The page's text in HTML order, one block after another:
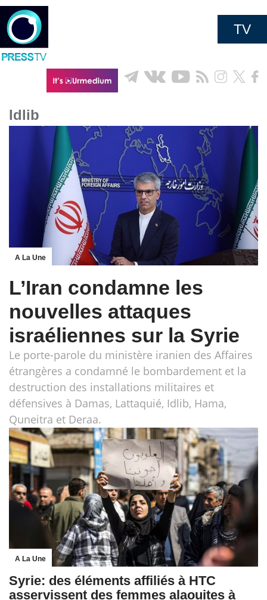
TV
Idlib
A La Une
L’Iran condamne les
nouvelles attaques
israéliennes sur la Syrie
Le porte-parole du ministère iranien des Affaires
étrangères a condamné le bombardement et la
destruction des installations militaires et
défensives à Damas, Lattaquié, Idlib, Hama,
Quneitra et Deraa.
A La Une
Syrie: des éléments affiliés à HTC
asservissent des femmes alaouites à